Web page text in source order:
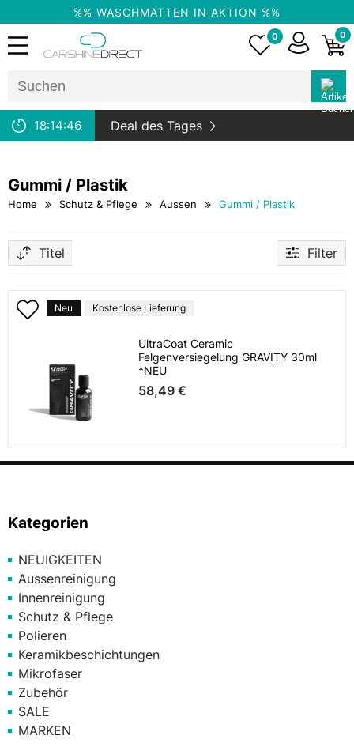
%% WASCHMATTEN IN AKTION %%
0 0
18:14:46 Deal des Tages
Gummi / Plastik
Home Schutz & Pflege Aussen Gummi / Plastik
Titel Filter
Neu Kostenlose Lieferung
UltraCoat Ceramic
Felgenversiegelung GRAVITY 30ml
*NEU
58,49 €
Kategorien
NEUIGKEITEN
Aussenreinigung
Innenreinigung
Schutz & Pflege
Polieren
Keramikbeschichtungen
Mikrofaser
Zubehör
SALE
MARKEN